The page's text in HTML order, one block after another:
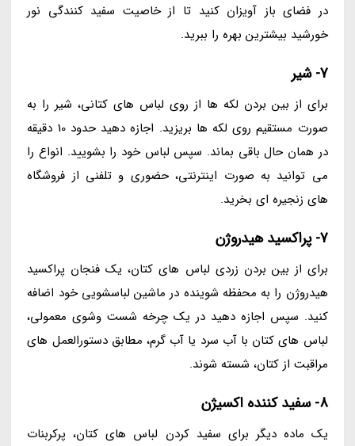
در فضای باز آویزان کنید تا از خاصیت سفید کنندگی نور
خورشید بیشترین بهره را ببرید.
7- شیر
برای از بین بردن لکه ها از روی لباس های کتانی، شیر را به
صورت مستقیم روی لکه ها بریزید. اجازه دهید حدود 10 دقیقه
در همان حال باقی بماند. سپس لباس خود را بشویید. انواع را
می توانید به صورت اینترنتی، حضوری و تلفنی از فروشگاه
های زنجیره ای بخرید.
7- پراکسید هیدروژن
برای از بین بردن زردی لباس های کتان، یک فنجان پراکسید
هیدروژن را به محفظه شوینده در ماشین لباسشویی خود اضافه
کنید. سپس اجازه دهید در یک چرخه شست وشوی معمولی،
لباس های کتان با آب سرد یا آب گرم، مطابق دستورالعمل های
مراقبت از کتان، شسته شوند.
8- سفید کننده اکسیژن
یک ماده دیگر برای سفید کردن لباس های کتان، پرکربنات